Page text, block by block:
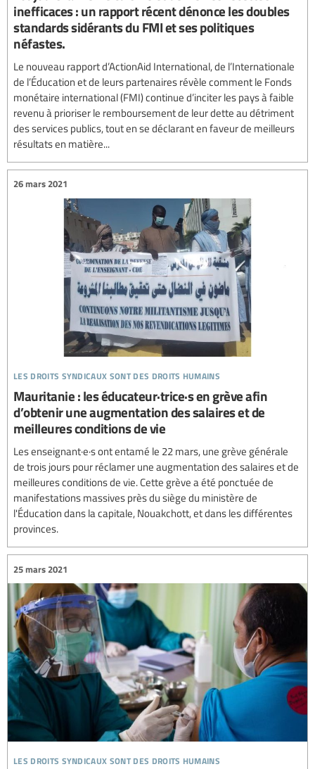
inefficaces : un rapport récent dénonce les doubles
standards sidérants du FMI et ses politiques
néfastes.
Le nouveau rapport d’ActionAid International, de l’Internationale
de l’Éducation et de leurs partenaires révèle comment le Fonds
monétaire international (FMI) continue d’inciter les pays à faible
revenu à prioriser le remboursement de leur dette au détriment
des services publics, tout en se déclarant en faveur de meilleurs
résultats en matière...
les droits syndicaux sont des droits humains
26 mars 2021
Mauritanie : les éducateur·trice·s en grève afin
d’obtenir une augmentation des salaires et de
meilleures conditions de vie
Les enseignant·e·s ont entamé le 22 mars, une grève générale
de trois jours pour réclamer une augmentation des salaires et de
meilleures conditions de vie. Cette grève a été ponctuée de
manifestations massives près du siège du ministère de
l'Éducation dans la capitale, Nouakchott, et dans les différentes
provinces.
les droits syndicaux sont des droits humains
25 mars 2021